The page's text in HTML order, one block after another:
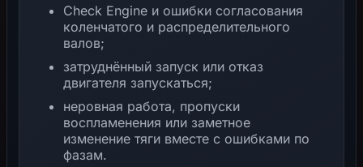
Check Engine и ошибки согласования
коленчатого и распределительного
валов;
затруднённый запуск или отказ
двигателя запускаться;
неровная работа, пропуски
воспламенения или заметное
изменение тяги вместе с ошибками по
фазам.